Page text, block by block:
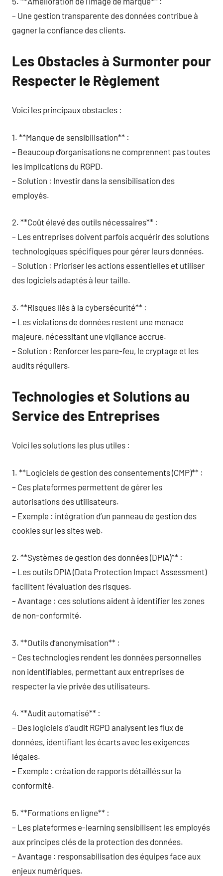
– Une gestion transparente des données contribue à
gagner la confiance des clients.
Les Obstacles à Surmonter pour
Respecter le Règlement
Voici les principaux obstacles :
1. **Manque de sensibilisation** :
– Beaucoup d’organisations ne comprennent pas toutes
les implications du RGPD.
– Solution : Investir dans la sensibilisation des
employés.
2. **Coût élevé des outils nécessaires** :
– Les entreprises doivent parfois acquérir des solutions
technologiques spécifiques pour gérer leurs données.
– Solution : Prioriser les actions essentielles et utiliser
des logiciels adaptés à leur taille.
3. **Risques liés à la cybersécurité** :
– Les violations de données restent une menace
majeure, nécessitant une vigilance accrue.
– Solution : Renforcer les pare-feu, le cryptage et les
audits réguliers.
Technologies et Solutions au
Service des Entreprises
Voici les solutions les plus utiles :
1. **Logiciels de gestion des consentements (CMP)** :
– Ces plateformes permettent de gérer les
autorisations des utilisateurs.
– Exemple : intégration d’un panneau de gestion des
cookies sur les sites web.
2. **Systèmes de gestion des données (DPIA)** :
– Les outils DPIA (Data Protection Impact Assessment)
facilitent l’évaluation des risques.
– Avantage : ces solutions aident à identifier les zones
de non-conformité.
3. **Outils d’anonymisation** :
– Ces technologies rendent les données personnelles
non identifiables, permettant aux entreprises de
respecter la vie privée des utilisateurs.
4. **Audit automatisé** :
– Des logiciels d’audit RGPD analysent les flux de
données, identifiant les écarts avec les exigences
légales.
– Exemple : création de rapports détaillés sur la
conformité.
5. **Formations en ligne** :
– Les plateformes e-learning sensibilisent les employés
aux principes clés de la protection des données.
– Avantage : responsabilisation des équipes face aux
enjeux numériques.